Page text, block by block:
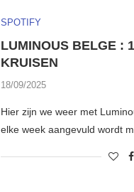
SPOTIFY
LUMINOUS BELGE :
KRUISEN
18/09/2025
Hier zijn we weer met
elke week aangevuld wordt